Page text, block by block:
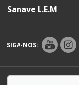
Sanave L.E.M
SIGA-NOS:
Endereço Matriz: